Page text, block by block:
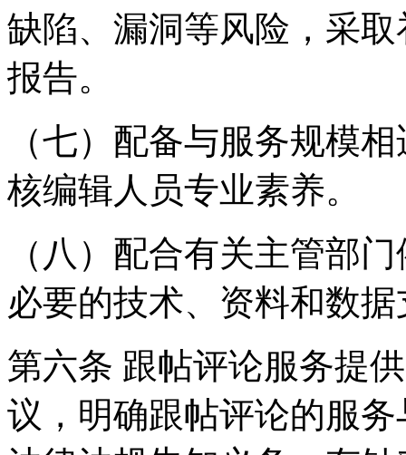
缺陷、漏洞等风险，采
报告。
（七）配备与服务规模
核编辑人员专业素养。
（八）配合有关主管部
必要的技术、资料和数
第六条 跟帖评论服务提
议，明确跟帖评论的服